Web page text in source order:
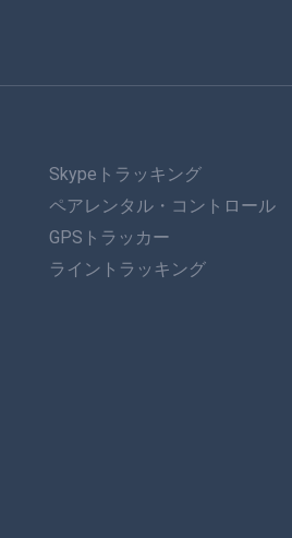
Skypeトラッキング
ペアレンタル・コントロール
GPSトラッカー
ライントラッキング